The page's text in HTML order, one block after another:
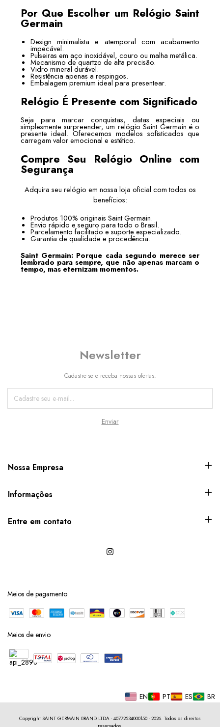
Por Que Escolher um Relógio Saint
Germain
Design minimalista e atemporal com acabamento
impecável.
Pulseiras em aço inoxidável, couro ou malha metálica.
Mecanismo de quartzo de alta precisão.
Vidro mineral durável.
Resistência apenas a respingos.
Embalagem premium ideal para presentear.
Relógio É Presente com Significado
Seja para marcar conquistas, datas especiais ou
simplesmente surpreender, um relógio Saint Germain é o
presente ideal. Oferecemos modelos sofisticados que
carregam valor emocional e estético.
Compre Seu Relógio Online com
Segurança
Adquira seu relógio em nossa loja oficial com todos os
benefícios:
Produtos 100% originais Saint Germain.
Envio rápido e seguro para todo o Brasil.
Parcelamento facilitado e suporte especializado.
Garantia de qualidade e procedência.
Saint Germain: Porque cada segundo merece ser
lembrado para sempre, que não apenas marcam o
tempo, mas eternizam momentos.
Newsletter
Cadastre-se e receba nossas ofertas.
Nossa Empresa
Informações
Entre em contato
Meios de pagamento
Meios de envio
EN PT ES BR
Copyright SAINT GERMAIN BRAND LTDA - 40772534000150 - 2026. Todos os direitos
reservados.